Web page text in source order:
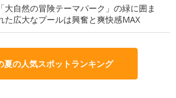
「大自然の冒険テーマパーク」の緑に囲ま
た広大なプールは興奮と爽快感MAX
夏の人気スポットランキング